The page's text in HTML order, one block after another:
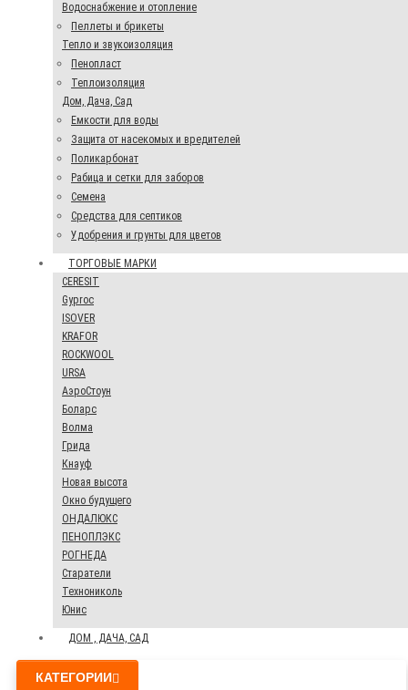
Водоснабжение и отопление
Пеллеты и брикеты
Тепло и звукоизоляция
Пенопласт
Теплоизоляция
Дом, Дача, Сад
Емкости для воды
Защита от насекомых и вредителей
Поликарбонат
Рабица и сетки для заборов
Семена
Средства для септиков
Удобрения и грунты для цветов
ТОРГОВЫЕ МАРКИ
CERESIT
Gyproc
ISOVER
KRAFOR
ROCKWOOL
URSA
АэроСтоун
Боларс
Волма
Грида
Кнауф
Новая высота
Окно будущего
ОНДАЛЮКС
ПЕНОПЛЭКС
РОГНЕДА
Старатели
Технониколь
Юнис
ДОМ , ДАЧА, САД
КАТЕГОРИИ